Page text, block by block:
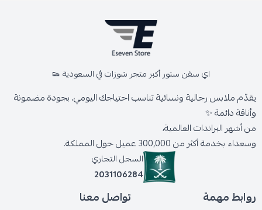
اي سفن ستور أكبر متجر شوزات في السعودية 👟
يقدّم ملابس رجالية ونسائية تناسب احتياجك اليومي، بجودة مضمونة
وأناقة دائمة ✨
من أشهر البراندات العالمية،
وسعداء بخدمة أكثر من 300,000 عميل حول المملكة.
السجل التجاري
2031106284
روابط مهمة تواصل معنا